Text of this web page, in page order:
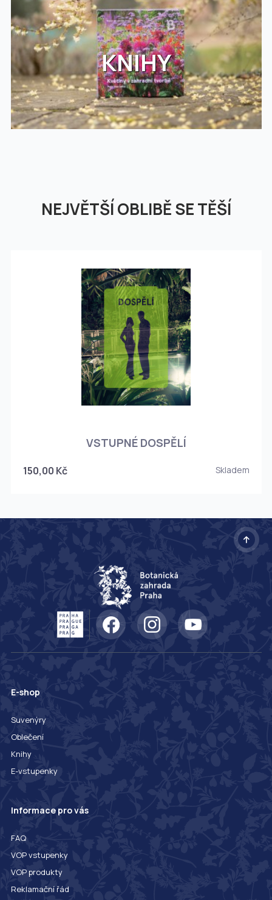
KNIHY
NEJVĚTŠÍ OBLIBĚ SE TĚŠÍ
VSTUPNÉ DOSPĚLÍ
150,00 Kč Skladem
E-shop
Suvenýry
Oblečení
Knihy
E-vstupenky
Informace pro vás
FAQ
VOP vstupenky
VOP produkty
Reklamační řád